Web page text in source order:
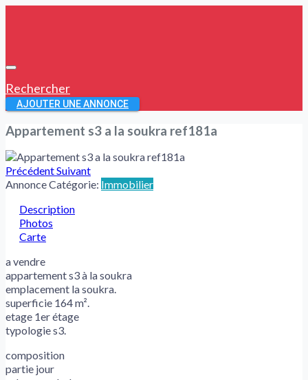
Rechercher
AJOUTER UNE ANNONCE
Appartement s3 a la soukra ref181a
PrécédentSuivant
Annonce Catégorie: Immobilier
Description
Photos
Carte
a vendre
appartement s3 à la soukra
emplacement la soukra.
superficie 164 m².
etage 1er étage
typologie s3.
composition
partie jour